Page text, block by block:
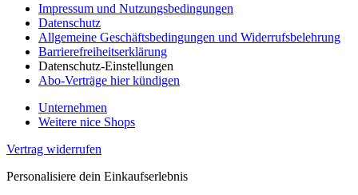
Impressum und Nutzungsbedingungen
Datenschutz
Allgemeine Geschäftsbedingungen und Widerrufsbelehrung
Barrierefreiheitserklärung
Datenschutz-Einstellungen
Abo-Verträge hier kündigen
Unternehmen
Weitere nice Shops
Vertrag widerrufen
Personalisiere dein Einkaufserlebnis